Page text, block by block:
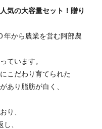
気の大容量セット！贈り
年から農業を営む阿部農
ています。
こだわり育てられた
あり脂肪が白く、
り、
、